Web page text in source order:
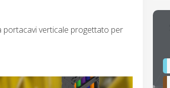
verticale progettato per